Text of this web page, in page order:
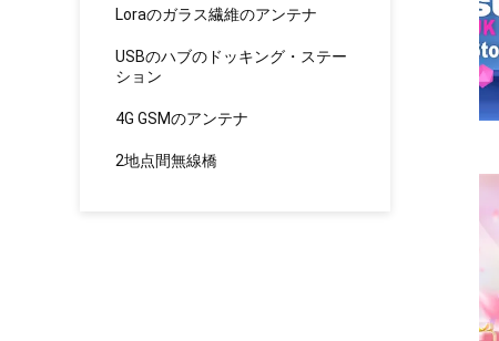
Loraのガラス繊維のアンテナ
USBのハブのドッキング・ステー
ション
4G GSMのアンテナ
2地点間無線橋